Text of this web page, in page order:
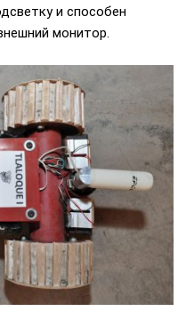
и способен
монитор.